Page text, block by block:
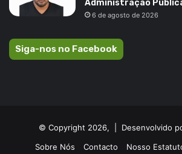
Administração
6 de agosto de 2026
Siga-nos no Facebook
© Copyright 2026, | Desenvolvido
Sobre Nós
Contacto Nosso